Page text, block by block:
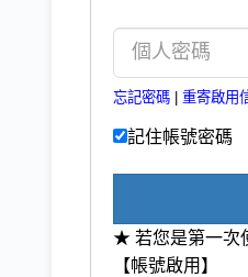
忘記密碼 重寄啟用
記住帳號密碼
★ 若您是第一次
【帳號啟用】